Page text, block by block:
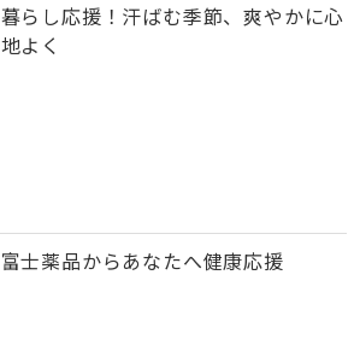
暮らし応援！汗ばむ季節、爽やかに心
地よく
富士薬品からあなたへ健康応援